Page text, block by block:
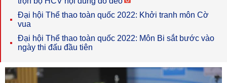
Đại hội Thể thao toàn quốc 2022: Khởi tranh môn Cờ
vua
Đại hội Thể thao toàn quốc 2022: Môn Bi sắt bước vào
ngày thi đấu đầu tiên